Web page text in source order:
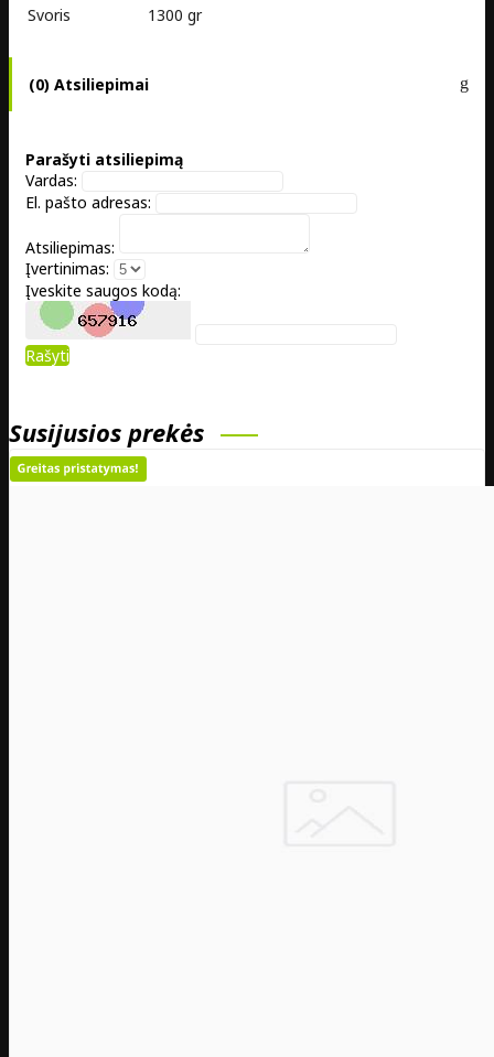
Svoris
1300 gr
(0) Atsiliepimai
Parašyti atsiliepimą
Vardas:
El. pašto adresas:
Atsiliepimas:
Įvertinimas:
Įveskite saugos kodą:
Rašyti
Susijusios prekės